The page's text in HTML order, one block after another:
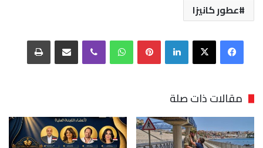
عطور كانيزا
فيسبوك‫X لينكدإن بينتيريستواتساب ڤايبر مشاركة عبر البريد طباعة
مقالات ذات صلة